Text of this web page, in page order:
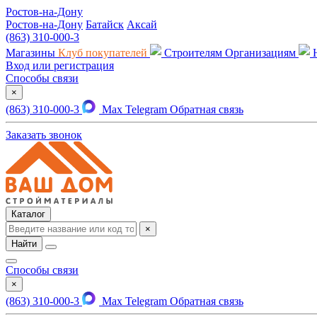
Ростов-на-Дону
Ростов-на-Дону Батайск Аксай
(863) 310-000-3
Магазины Клуб покупателей Строителям Организациям
Вход или регистрация
Способы связи
×
(863) 310-000-3 Max Telegram Обратная связь
Заказать звонок
Каталог
×
Найти
Способы связи
×
(863) 310-000-3 Max Telegram Обратная связь